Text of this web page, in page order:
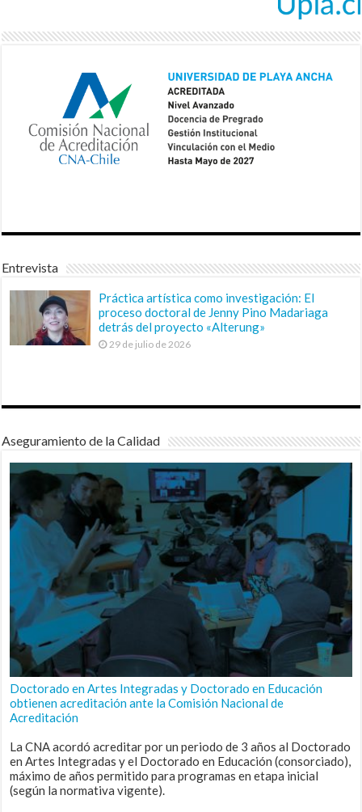
Entrevista
Práctica artística como investigación: El
proceso doctoral de Jenny Pino Madariaga
detrás del proyecto «Alterung»
29 de julio de 2026
Aseguramiento de la Calidad
Doctorado en Artes Integradas y Doctorado en Educación
obtienen acreditación ante la Comisión Nacional de
Acreditación
La CNA acordó acreditar por un periodo de 3 años al Doctorado
en Artes Integradas y el Doctorado en Educación (consorciado),
máximo de años permitido para programas en etapa inicial
(según la normativa vigente).